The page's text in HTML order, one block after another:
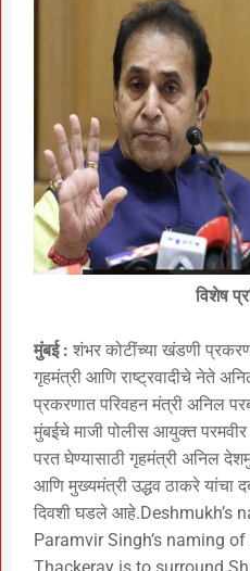
विशेष
मुंबई : शंभर कोटींच्या खंडणी
गृहमंत्री आणि राष्ट्रवादीचे नेते
प्रकरणात परिवहन मंत्री अनिल
मुंबईचे माजी पोलीस आयुक्त
परत घेण्यासाठी गृहमंत्री अनिल
आणि मुख्यमंत्री उद्धव ठाकरे यांचा
दिवशी घडले आहे.Deshmukh’s
Paramvir Singh’s naming